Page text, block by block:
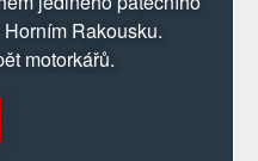
Rakousku.
motorkářů.